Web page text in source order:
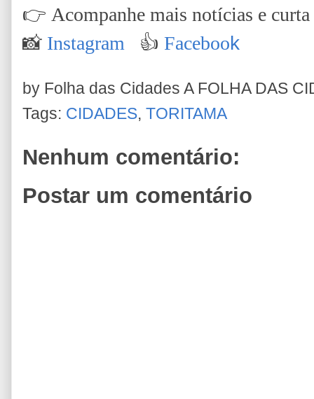
👉 Acompanhe mais notícias e curta
📸 Instagram 👍 Facebook
by Folha das Cidades A FOLHA DAS
Tags: CIDADES, TORITAMA
Nenhum comentário:
Postar um comentário